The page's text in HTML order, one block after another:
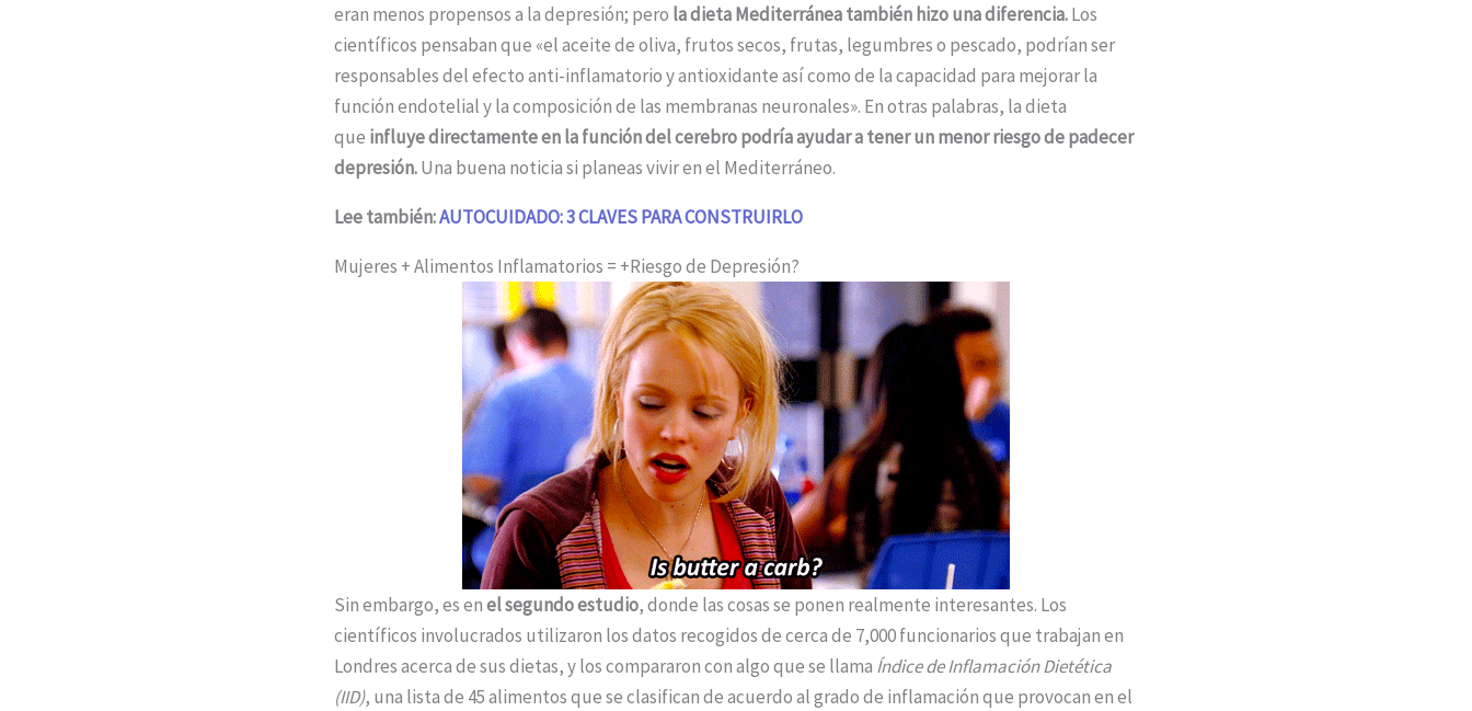
eran menos propensos a la depresión; pero la dieta Mediterránea también hizo una diferencia.Los
científicos pensaban que «el aceite de oliva, frutos secos, frutas, legumbres o pescado, podrían ser
responsables del efecto anti-inflamatorio y antioxidante así como de la capacidad para mejorar la
función endotelial y la composición de las membranas neuronales». En otras palabras, la dieta
que influye directamente en la función del cerebro podría ayudar a tener un menor riesgo de padecer
depresión.Una buena noticia si planeas vivir en el Mediterráneo.
Lee también:AUTOCUIDADO: 3 CLAVES PARA CONSTRUIRLO
Mujeres + Alimentos Inflamatorios = +Riesgo de Depresión?
Sin embargo, es enel segundo estudio, donde las cosas se ponen realmente interesantes. Los
científicos involucrados utilizaron los datos recogidos de cerca de 7,000 funcionarios que trabajan en
Londres acerca de sus dietas, y los compararon con algo que se llama Índice de Inflamación Dietética
(IID), una lista de 45 alimentos que se clasifican de acuerdo al grado de inflamación que provocan en el